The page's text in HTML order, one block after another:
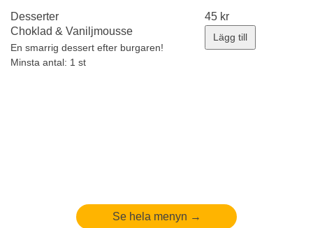
Desserter
Choklad & Vaniljmousse
En smarrig dessert efter burgaren!
Minsta antal: 1 st
45 kr
Lägg till
Se hela menyn →